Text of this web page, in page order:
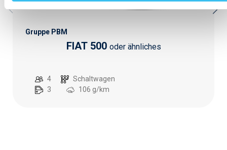
Gruppe PBM
FIAT 500 oder ähnliches
4
3
Schaltwagen
106 g/km